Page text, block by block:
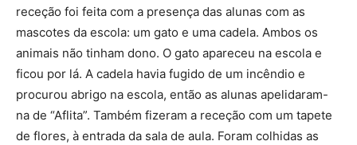
receção foi feita com a presença das alunas com as
mascotes da escola: um gato e uma cadela. Ambos os
animais não tinham dono. O gato apareceu na escola e
ficou por lá. A cadela havia fugido de um incêndio e
procurou abrigo na escola, então as alunas apelidaram-
na de “Aflita”. Também fizeram a receção com um tapete
de flores, à entrada da sala de aula. Foram colhidas as